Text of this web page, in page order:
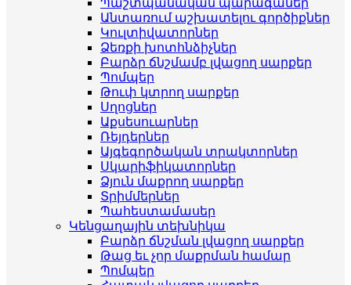
Անտառում աշխատելու գործիքներ
Կուլտիվատորներ
Ձեռքի խոտհնձիչներ
Բարձր ճնշմամբ լվացող սարքեր
Պոմպեր
Թուփ կտրող սարքեր
Սղոցներ
Աքսեսուարներ
Ռեյդերներ
Այգեգործական տրակտորներ
Սկարիֆիկատորներ
Ձյուն մաքրող սարքեր
Տրիմմերներ
Պահեստամասեր
Կենցաղային տեխնիկա
Բարձր ճնշման լվացող սարքեր
Թաց եւ չոր մաքրման համար
Պոմպեր